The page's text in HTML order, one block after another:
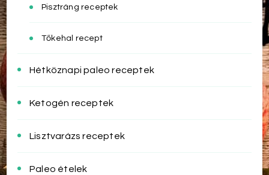
Pisztráng receptek
Tőkehal recept
Hétköznapi paleo receptek
Ketogén receptek
Lisztvarázs receptek
Paleo ételek